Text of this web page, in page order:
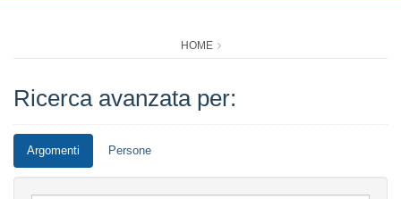
HOME
Ricerca avanzata per:
Argomenti Persone